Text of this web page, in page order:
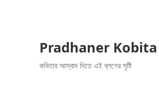
Pradhaner Kobita
কবিতার আস্বাদ দিতে এই ব্লগের সৃষ্টি